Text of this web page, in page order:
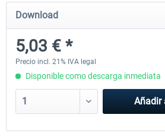
Mega Airport Frankfurt V2.0
30,45 € *
Download
5,03 € *
Precio incl. 21% IVA legal
Disponible como descarga inmediata
Añadir